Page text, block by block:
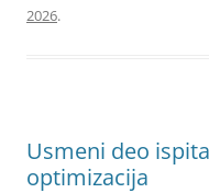
2026.
Usmeni deo
optimizacija